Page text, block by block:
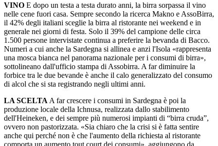
VINO E dopo un testa a testa durato anni, la birra sorpassa il vino
nelle cene fuori casa. Sempre secondo la ricerca Makno e AssoBirra,
il 42% degli italiani sceglie la birra al ristorante nei weekend e in
generale nei giorni di festa. Solo il 39% del campione delle circa
1.500 persone intervistate continua a preferire la bevanda di Bacco.
Numeri a cui anche la Sardegna si allinea e anzi l'Isola «rappresenta
una mosca bianca nel panorama nazionale per i consumi di birra»,
sottolineano dall'ufficio stampa di Assobirra. A far diminuire la
forbice tra le due bevande è anche il calo generalizzato del consumo
di alcol che si sta registrando negli ultimi anni.
LA SCELTA A far crescere i consumi in Sardegna è poi la
produzione locale della Ichnusa, realizzata dallo stabilimento
dell'Heineken, e dei sempre più numerosi impianti di “birra cruda”,
ovvero non pastorizzata. «Sia chiaro che la crisi si è fatta sentire
anche qui perché non è che l'aumento della richiesta al ristorante
comporta un aumento tout court dei consumi», aggiungono da